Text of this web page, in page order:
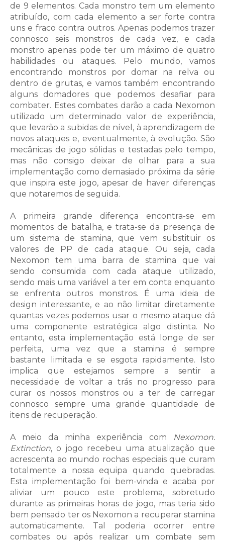
de 9 elementos. Cada monstro tem um elemento
atribuído, com cada elemento a ser forte contra
uns e fraco contra outros. Apenas podemos trazer
connosco seis monstros de cada vez, e cada
monstro apenas pode ter um máximo de quatro
habilidades ou ataques. Pelo mundo, vamos
encontrando monstros por domar na relva ou
dentro de grutas, e vamos também encontrando
alguns domadores que podemos desafiar para
combater. Estes combates darão a cada Nexomon
utilizado um determinado valor de experiência,
que levarão a subidas de nível, à aprendizagem de
novos ataques e, eventualmente, à evolução. São
mecânicas de jogo sólidas e testadas pelo tempo,
mas não consigo deixar de olhar para a sua
implementação como demasiado próxima da série
que inspira este jogo, apesar de haver diferenças
que notaremos de seguida.
A primeira grande diferença encontra-se em
momentos de batalha, e trata-se da presença de
um sistema de stamina, que vem substituir os
valores de PP de cada ataque. Ou seja, cada
Nexomon tem uma barra de stamina que vai
sendo consumida com cada ataque utilizado,
sendo mais uma variável a ter em conta enquanto
se enfrenta outros monstros. É uma ideia de
design interessante, e ao não limitar diretamente
quantas vezes podemos usar o mesmo ataque dá
uma componente estratégica algo distinta. No
entanto, esta implementação está longe de ser
perfeita, uma vez que a stamina é sempre
bastante limitada e se esgota rapidamente. Isto
implica que estejamos sempre a sentir a
necessidade de voltar a trás no progresso para
curar os nossos monstros ou a ter de carregar
connosco sempre uma grande quantidade de
itens de recuperação.
A meio da minha experiência com
Nexomon:
Extinction, o jogo recebeu uma atualização que
acrescenta ao mundo rochas especiais que curam
totalmente a nossa equipa quando quebradas.
Esta implementação foi bem-vinda e acaba por
aliviar um pouco este problema, sobretudo
durante as primeiras horas de jogo, mas teria sido
bem pensado ter os Nexomon a recuperar stamina
automaticamente. Tal poderia ocorrer entre
combates ou após realizar um combate sem